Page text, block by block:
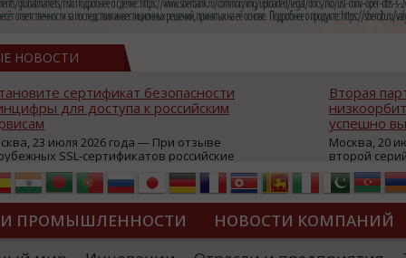
НОВОСТИ
сертификат безопасности
для доступа к российским
23 июля 2026 года — При отзыве
SSL-сертификатов российские
могут некорректно открываться в
браузерах (Google Chrome,
Edge и др.), а соединение с сервисами
ресурсы уже сообщили о
недоступности и ошибках при
из-за отзывов сертификатов
Вторая
успешно
Москва, 20
второй
аппаратов,
масштабной
интернет с
из
«Экономика
ПРОМЫШЛЕННОСТИ НОВОСТИ КОМПАНИЙ